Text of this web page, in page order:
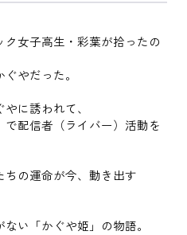
女子高生・彩葉が拾ったの
やだった。
に誘われて、
配信者（ライバー）活動を
の運命が今、動き出す
い「かぐや姫」の物語。